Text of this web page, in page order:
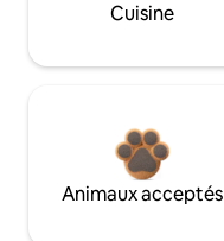
Cuisine
Animaux acceptés